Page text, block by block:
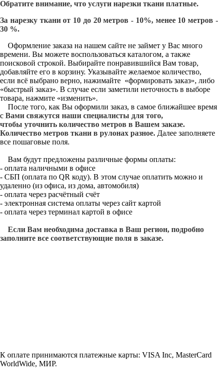
Обратите внимание, что услуги нарезки ткани платные.
За нарезку ткани от 10 до 20 метров - 10%, менее 10 метров -
30 %.
Оформление заказа на нашем сайте не займет у Вас много
времени. Вы можете воспользоваться каталогом, а также
поисковой строкой. Выбирайте понравившийся Вам товар,
добавляйте его в корзину. Указывайте желаемое количество,
если всё выбрано верно, нажимайте «формировать заказ», либо
«быстрый заказ». В случае если заметили неточность в выборе
товара, нажмите «изменить».
После того, как Вы оформили заказ, в самое ближайшее время
с Вами свяжутся наши специалисты для того,
чтобы уточнить количество метров в Вашем заказе.
Количество метров ткани в рулонах разное. Далее заполняете
все пошаговые поля.
Вам будут предложены различные формы оплаты:
- оплата наличными в офисе
- СБП (оплата по QR коду). В этом случае оплатить можно и
удаленно (из офиса, из дома, автомобиля)
- оплата через расчётный счёт
- электронная система оплаты через сайт картой
- оплата через терминал картой в офисе
Если Вам необходима доставка в Ваш регион, подробно
заполните все соответствующие поля в заказе.
К оплате принимаются платежные карты: VISA Inc, MasterCard
WorldWide, МИР.